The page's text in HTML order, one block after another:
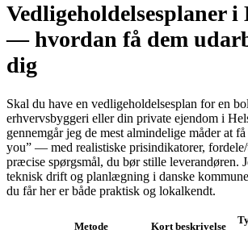
Vedligeholdelsesplaner i
— hvordan få dem
dig
Skal du have en vedligeholdelsesplan for en
erhvervsbyggeri eller din private ejendom i
gennemgår jeg de mest almindelige måder at
you” — med realistiske prisindikatorer,
præcise spørgsmål, du bør stille leverandøren.
teknisk drift og planlægning i danske
du får her er både praktisk og lokalkendt.
Metode Kort beskrivelse